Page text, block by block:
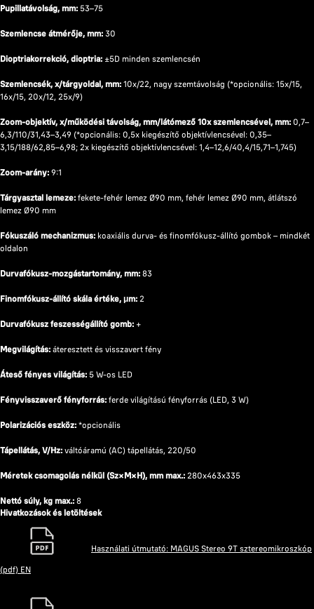
Pupillatávolság, mm: 53–75
Szemlencse átmérője, mm: 30
Dioptriakorrekció, dioptria: ±5D minden szemlencsén
Szemlencsék, x/tárgyoldal, mm: 10x/22, nagy szemtávolság (*opcionális: 15x/15,
16x/15, 20x/12, 25x/9)
Zoom-objektív, x/működési távolság, mm/látómező 10x szemlencsével, mm: 0,7–
6,3/110/31,43–3,49 (*opcionális: 0,5x kiegészítő objektívlencsével: 0,35–
3,15/188/62,85–6,98; 2x kiegészítő objektívlencsével: 1,4–12,6/40,4/15,71–1,745)
Zoom-arány: 9:1
Tárgyasztal lemeze: fekete-fehér lemez Ø90 mm, fehér lemez Ø90 mm, átlátszó
lemez Ø90 mm
Fókuszáló mechanizmus: koaxiális durva- és finomfókusz-állító gombok – mindkét
oldalon
Durvafókusz-mozgástartomány, mm: 83
Finomfókusz-állító skála értéke, μm: 2
Durvafókusz feszességállító gomb: +
Megvilágítás: áteresztett és visszavert fény
Áteső fényes világítás: 5 W-os LED
Fényvisszaverő fényforrás: ferde világítású fényforrás (LED, 3 W)
Polarizációs eszköz: *opcionális
Tápellátás, V/Hz: váltóáramú (AC) tápellátás, 220/50
Méretek csomagolás nélkül (Sz×M×H), mm max.: 280x463x335
Nettó súly, kg max.: 8
Hivatkozások és letöltések
Használati útmutató: MAGUS Stereo 9T sztereomikroszkóp
(pdf) EN